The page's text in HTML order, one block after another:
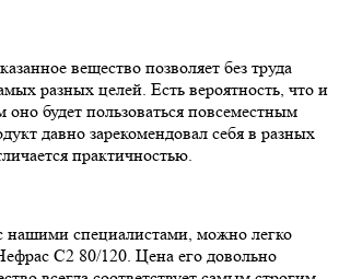
вещество позволяет без труда
разных целей. Есть вероятность, что и
оно будет пользоваться повсеместным
давно зарекомендовал себя в разных
практичностью.
нашими специалистами, можно легко
С2 80/120. Цена его довольно